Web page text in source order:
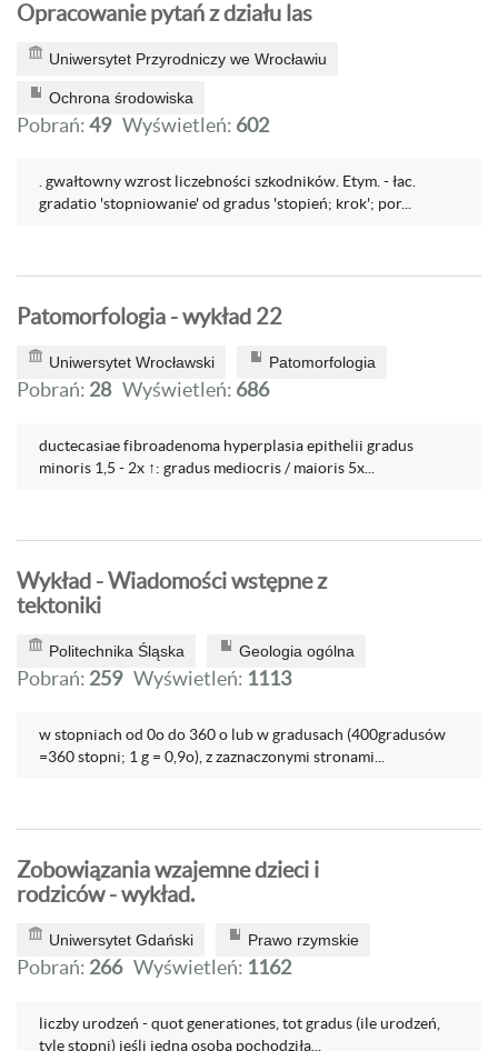
Opracowanie pytań z działu las
Uniwersytet Przyrodniczy we Wrocławiu
Ochrona środowiska
Pobrań:49 Wyświetleń: 602
. gwałtowny wzrost liczebności szkodników. Etym. - łac.
gradatio 'stopniowanie' od gradus 'stopień; krok'; por...
Patomorfologia - wykład 22
Uniwersytet Wrocławski Patomorfologia
Pobrań: 28 Wyświetleń: 686
ductecasiae fibroadenoma hyperplasia epithelii gradus
minoris 1,5 - 2x ↑: gradus mediocris / maioris 5x...
Wykład - Wiadomości wstępne z
tektoniki
Politechnika Śląska Geologia ogólna
Pobrań: 259 Wyświetleń: 1113
w stopniach od 0o do 360 o lub w gradusach (400gradusów
=360 stopni; 1 g = 0,9o), z zaznaczonymi stronami...
Zobowiązania wzajemne dzieci i
rodziców - wykład.
Uniwersytet Gdański Prawo rzymskie
Pobrań: 266 Wyświetleń: 1162
liczby urodzeń - quot generationes, tot gradus (ile urodzeń,
tyle stopni) jeśli jedna osoba pochodziła...